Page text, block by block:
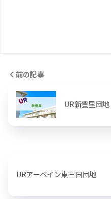
前の記事
UR新豊里団地
URアーベイン東三国団地